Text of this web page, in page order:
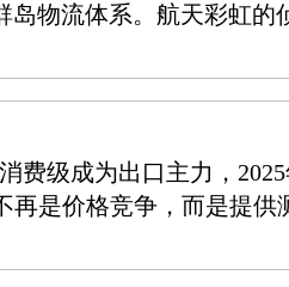
岛物流体系。航天彩虹的
费级成为出口主力，
再是价格竞争，而是提供